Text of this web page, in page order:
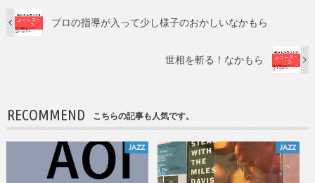
プロの指導が入って少し様子のおかしいなかもら
世相を斬る！なかもら
RECOMMEND こちらの記事も人気です。
JAZZ JAZZ